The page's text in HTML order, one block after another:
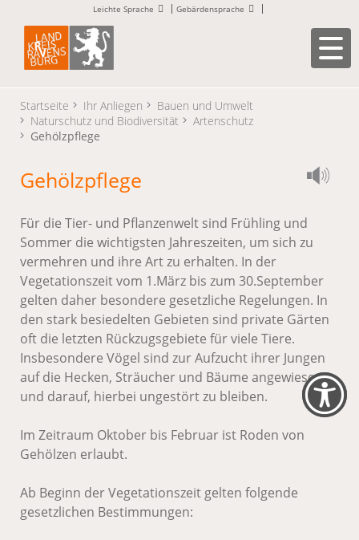
Leichte Sprache Gebärdensprache
Startseite Ihr Anliegen
Bauen und Umwelt
Naturschutz und Biodiversität
Artenschutz
Gehölzpflege
Gehölzpflege
Für die Tier- und Pflanzenwelt sind Frühling und
Sommer die wichtigsten Jahreszeiten, um sich zu
vermehren und ihre Art zu erhalten. In der
Vegetationszeit vom 1.März bis zum 30.September
gelten daher besondere gesetzliche Regelungen. In
den stark besiedelten Gebieten sind private Gärten
oft die letzten Rückzugsgebiete für viele Tiere.
Insbesondere Vögel sind zur Aufzucht ihrer Jungen
auf die Hecken, Sträucher und Bäume angewiesen,
und darauf, hierbei ungestört zu bleiben.
Im Zeitraum Oktober bis Februar ist Roden von
Gehölzen erlaubt.
Ab Beginn der Vegetationszeit gelten folgende
gesetzlichen Bestimmungen: